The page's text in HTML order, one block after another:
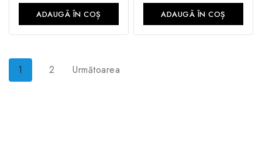
5
ADAUGĂ ÎN COȘ
5
ADAUGĂ ÎN COȘ
1 2 Următoarea